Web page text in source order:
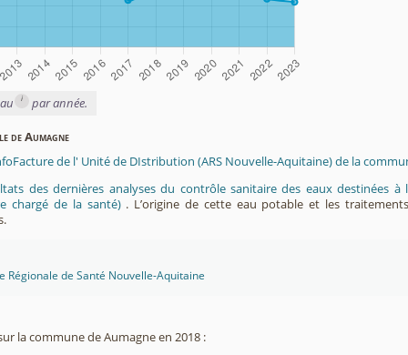
i par année.
de Aumagne
de l' Unité de DIstribution (ARS Nouvelle-Aquitaine) de la
des dernières analyses du contrôle sanitaire des eaux destinées
chargé de la santé) . L’origine de cette eau potable et les
Régionale de Santé Nouvelle-Aquitaine
la commune de Aumagne en 2018 :